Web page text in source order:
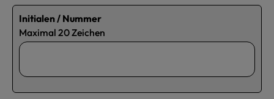
Initialen / Nummer
Maximal 20 Zeichen